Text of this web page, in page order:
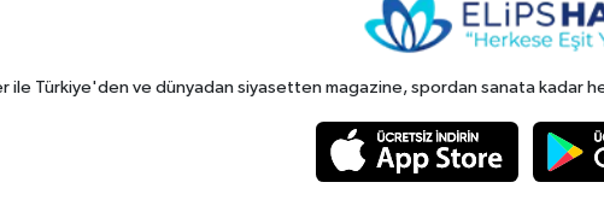
ile Türkiye'den ve dünyadan siyasetten magazine, spordan sanata kadar